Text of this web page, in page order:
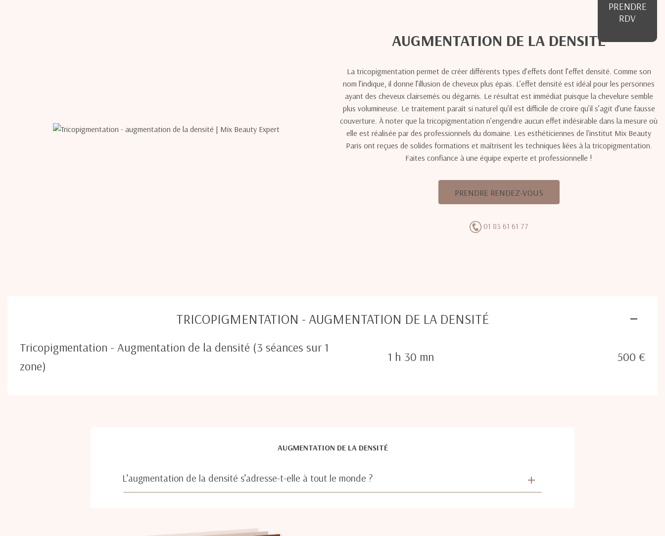
AUGMENTATION DE LA DENSITÉ
La tricopigmentation permet de créer différents types d’effets dont l’effet densité. Comme son
nom l’indique, il donne l’illusion de cheveux plus épais. L’effet densité est idéal pour les personnes
ayant des cheveux clairsemés ou dégarnis. Le résultat est immédiat puisque la chevelure semble
plus volumineuse. Le traitement paraît si naturel qu’il est difficile de croire qu’il s’agit d’une fausse
couverture. À noter que la tricopigmentation n’engendre aucun effet indésirable dans la mesure où
elle est réalisée par des professionnels du domaine. Les esthéticiennes de l'institut Mix Beauty
Paris ont reçues de solides formations et maîtrisent les techniques liées à la tricopigmentation.
Faites confiance à une équipe experte et professionnelle !
PRENDRE RENDEZ-VOUS
01 83 61 61 77
TRICOPIGMENTATION - AUGMENTATION DE LA DENSITÉ
Tricopigmentation - Augmentation de la densité (3 séances sur 1
zone)
1 h 30 mn 500 €
AUGMENTATION DE LA DENSITÉ
L’augmentation de la densité s’adresse-t-elle à tout le monde ?
PRENDRE
RDV